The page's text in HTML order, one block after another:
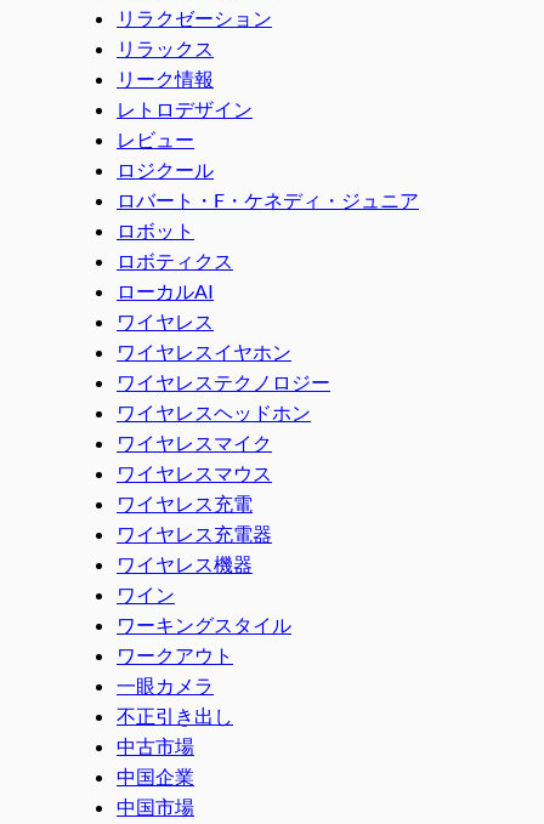
リラクゼーション
リラックス
リーク情報
レトロデザイン
レビュー
ロジクール
ロバート・F・ケネディ・ジュニア
ロボット
ロボティクス
ローカルAI
ワイヤレス
ワイヤレスイヤホン
ワイヤレステクノロジー
ワイヤレスヘッドホン
ワイヤレスマイク
ワイヤレスマウス
ワイヤレス充電
ワイヤレス充電器
ワイヤレス機器
ワイン
ワーキングスタイル
ワークアウト
一眼カメラ
不正引き出し
中古市場
中国企業
中国市場